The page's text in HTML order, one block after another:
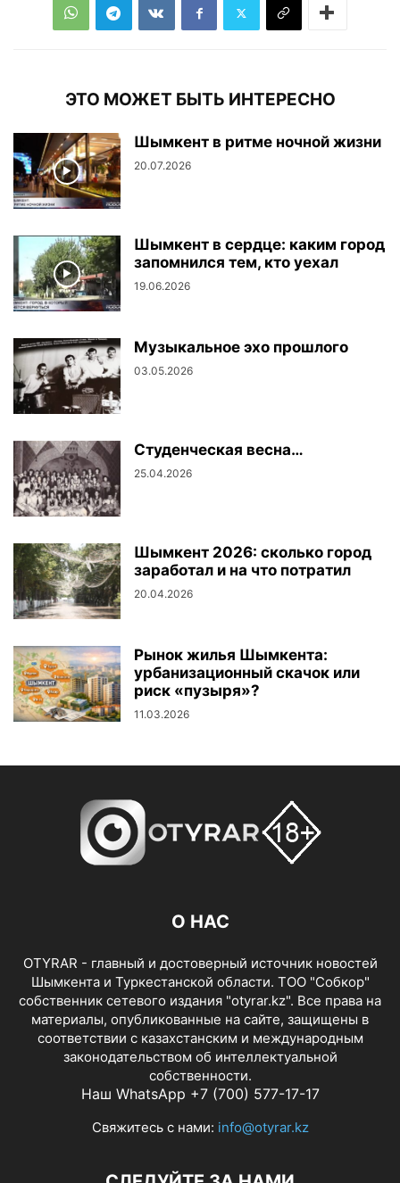
ЭТО МОЖЕТ БЫТЬ ИНТЕРЕСНО
Шымкент в ритме ночной жизни
20.07.2026
Шымкент в сердце: каким город
запомнился тем, кто уехал
19.06.2026
Музыкальное эхо прошлого
03.05.2026
Студенческая весна…
25.04.2026
Шымкент 2026: сколько город
заработал и на что потратил
20.04.2026
Рынок жилья Шымкента:
урбанизационный скачок или
риск «пузыря»?
11.03.2026
О НАС
OTYRAR - главный и достоверный источник новостей
Шымкента и Туркестанской области. ТОО "Собкор"
собственник сетевого издания "otyrar.kz". Все права на
материалы, опубликованные на сайте, защищены в
соответствии с казахстанским и международным
законодательством об интеллектуальной
собственности.
Наш WhatsApp +7 (700) 577-17-17
Свяжитесь с нами: info@otyrar.kz